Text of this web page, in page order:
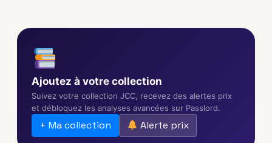
Ajoutez à votre collection
Suivez votre collection JCC, recevez des alertes prix
et débloquez les analyses avancées sur Passlord.
+ Ma collection Alerte prix